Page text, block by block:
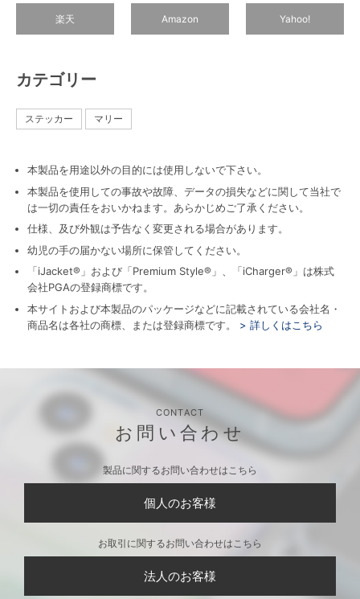
楽天 Amazon Yahoo!
カテゴリー
ステッカー マリー
本製品を用途以外の目的には使用しないで下さい。
本製品を使用しての事故や故障、データの損失などに関して当社で
は一切の責任をおいかねます。あらかじめご了承ください。
仕様、及び外観は予告なく変更される場合があります。
幼児の手の届かない場所に保管してください。
「iJacket®」および「Premium Style®」、「iCharger®」は株式
会社PGAの登録商標です。
本サイトおよび本製品のパッケージなどに記載されている会社名・
商品名は各社の商標、または登録商標です。
> 詳しくはこちら
CONTACT
お問い合わせ
製品に関するお問い合わせはこちら
個人のお客様
お取引に関するお問い合わせはこちら
法人のお客様